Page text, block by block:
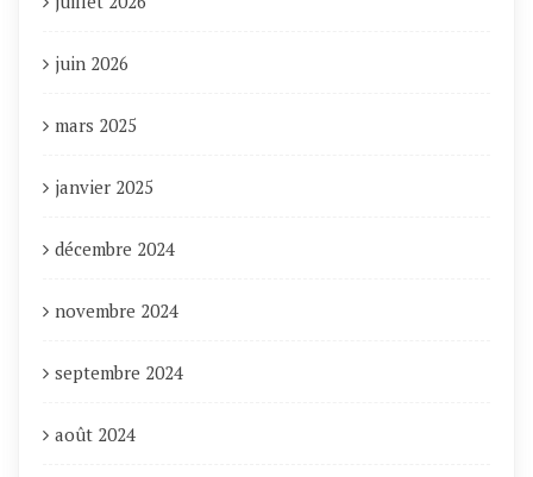
juin 2026
mars 2025
janvier 2025
décembre 2024
novembre 2024
septembre 2024
août 2024